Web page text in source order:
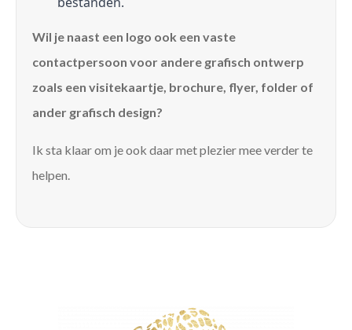
Wil je naast een logo ook een vaste
contactpersoon voor andere grafisch ontwerp
zoals een visitekaartje, brochure, flyer, folder of
ander grafisch design?
Ik sta klaar om je ook daar met plezier mee verder te
helpen.